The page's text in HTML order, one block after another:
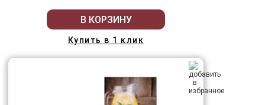
В КОРЗИНУ
Купить в 1 клик